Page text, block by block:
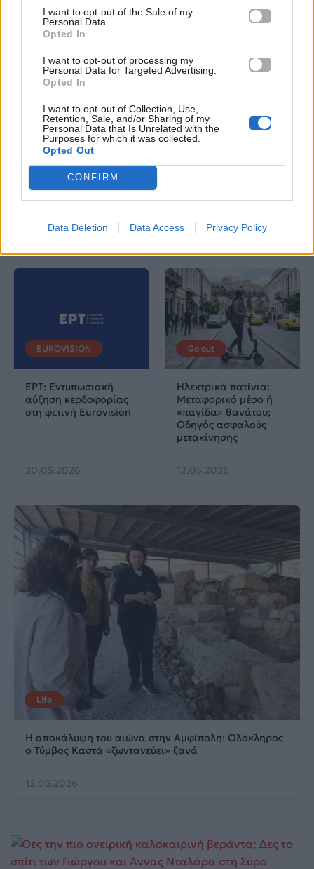
I want to opt-out of the Sale of my
Personal Data.
Opted In
I want to opt-out of processing my
Personal Data for Targeted Advertising.
Opted In
I want to opt-out of Collection, Use,
Retention, Sale, and/or Sharing of my
Personal Data that Is Unrelated with the
Purposes for which it was collected.
Opted Out
CONFIRM
Data Deletion Data Access Privacy Policy
Life
Πού να μην
κολυμπήσεις στην
Αττική: Οι 29
ακατάλληλες παραλίες
25.06.2026
Life
νέους επιστήμονες με
AKTOR4TheFuture
04.06.2026
EUROVISION
ΕΡΤ: Εντυπωσιακή
αύξηση κερδοφορίας
στη φετινή Eurovision
20.05.2026
Go out
Ηλεκτρικά πατίνια:
Μεταφορικό μέσο ή
«παγίδα» θανάτου;
Οδηγός ασφαλούς
μετακίνησης
12.05.2026
Life
Η αποκάλυψη του αιώνα στην Αμφίπολη: Ολόκληρος
ο Τύμβος Καστά «ζωντανεύει» ξανά
12.05.2026